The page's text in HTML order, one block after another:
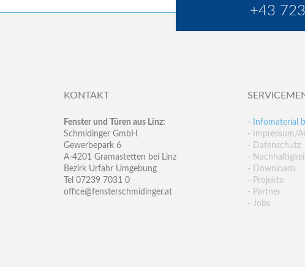
+43
KONTAKT
Fenster und Türen aus Linz:
Schmidinger GmbH
Gewerbepark 6
A-4201 Gramastetten bei Linz
Bezirk Urfahr Umgebung
Tel 07239 7031 0
office@fensterschmidinger.at
- Infomaterial
- Impressum/
- Datenschutz
-
- Downloads
- Projekte
- Partner
- Jobs